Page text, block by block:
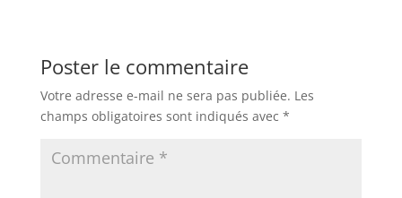
Poster le commentaire
Votre adresse e-mail ne sera pas publiée. Les
champs obligatoires sont indiqués avec *